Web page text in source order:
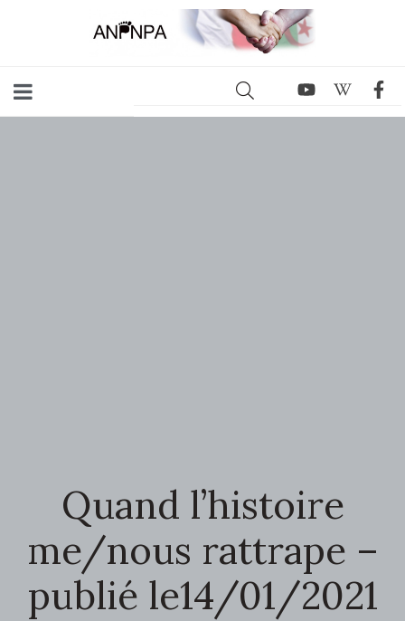
Quand l’histoire
me/nous rattrape –
publié le14/01/2021